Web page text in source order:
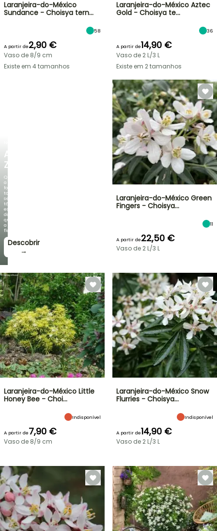
AGAPANTHUS
ZAMBEZI
Quando
a
folhagem
torna-
se
tão
espetacular
do
que
a
floração!
Descobrir
→
Laranjeira-do-México
Sundance - Choisya tern…
58
A partir de2,90 €
Vaso de 8/9 cm
Existe em 4 tamanhos
Laranjeira-do-México Aztec
Gold - Choisya te…
36
A partir de14,90 €
Vaso de 2 L/3 L
Existe em 2 tamanhos
Laranjeira-do-México Green
Fingers - Choisya…
11
A partir de22,50 €
Vaso de 2 L/3 L
Laranjeira-do-México Little
Honey Bee - Choi…
Indisponível
A partir de7,90 €
Vaso de 8/9 cm
Laranjeira-do-México Snow
Flurries - Choisya…
Indisponível
A partir de14,90 €
Vaso de 2 L/3 L